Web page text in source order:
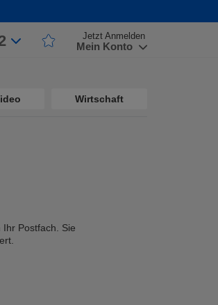
Jetzt Anmelden
Mein Konto
Wirtschaft
Postfach. Sie